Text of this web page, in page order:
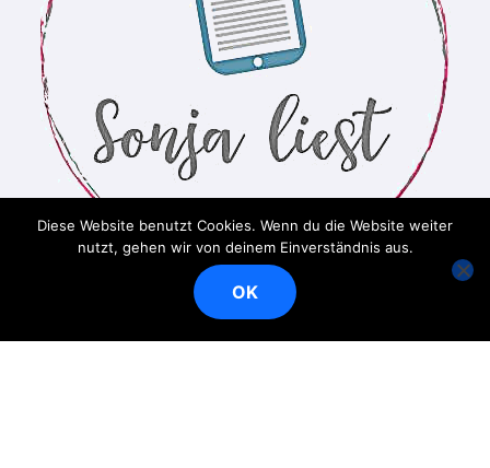
Ein Bücherblog
Diese Website benutzt Cookies. Wenn du die Website weiter
nutzt, gehen wir von deinem Einverständnis aus.
OK